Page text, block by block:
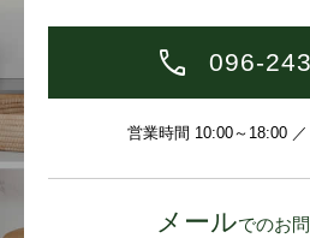
096-
営業時間 10:00～18:00
メールでのお